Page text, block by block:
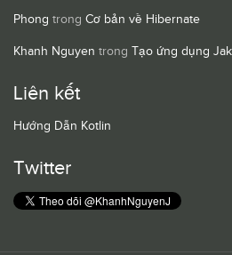
Phong trong Cơ bản về Hibernate
Khanh Nguyen trong Tạo ứng dụng
Liên kết
Hướng Dẫn Kotlin
Twitter